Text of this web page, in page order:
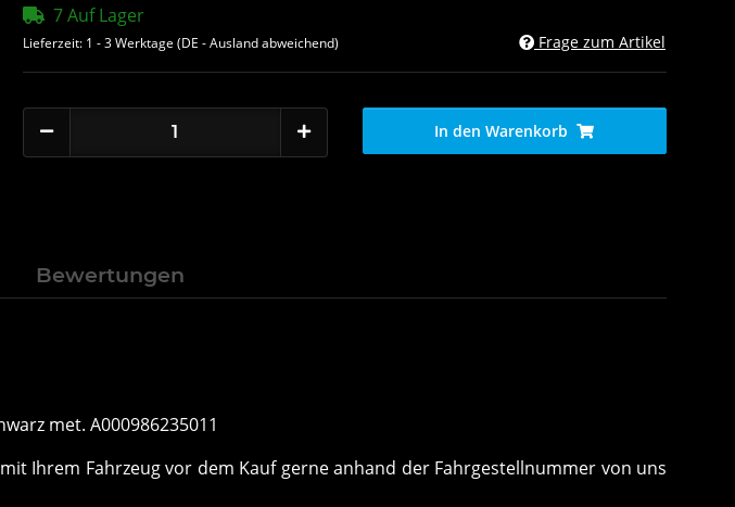
7 Auf Lager
Lieferzeit: 1 - 3 Werktage (DE - Ausland abweichend) Frage zum Artikel
In den Warenkorb
Bewertungen
met. A000986235011
Ihrem Fahrzeug vor dem Kauf gerne anhand der Fahrgestellnummer von uns